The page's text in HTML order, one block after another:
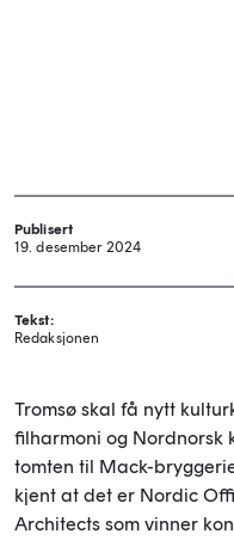
Publisert
19. desember 2024
Tekst:
Redaksjonen
Tromsø skal få nytt
filharmoni og Nordnorsk
tomten til Mack-
kjent at det er Nordic
Architects som vinner